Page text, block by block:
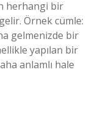
herhangi bir
Örnek cümle:
gelmenizde bir
yapılan bir
anlamlı hale